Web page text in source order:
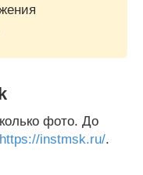
фото. До
https://instmsk.ru/.